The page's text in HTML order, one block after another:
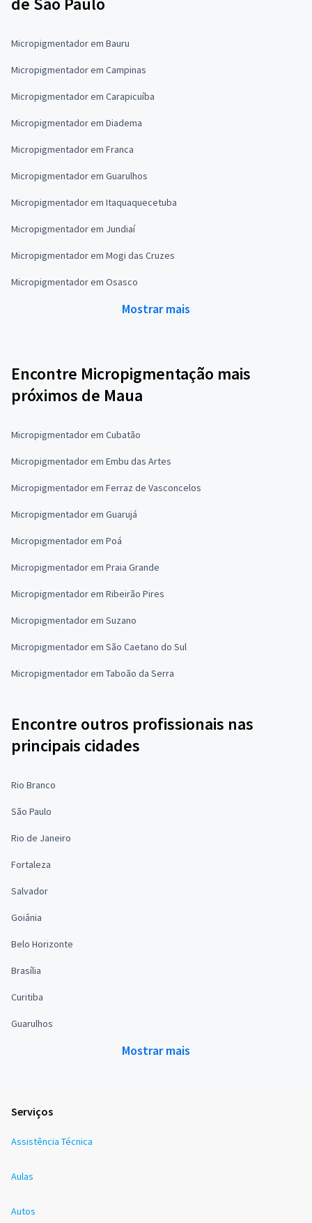
Micropigmentador em Bauru
Micropigmentador em Campinas
Micropigmentador em Carapicuíba
Micropigmentador em Diadema
Micropigmentador em Franca
Micropigmentador em Guarulhos
Micropigmentador em Itaquaquecetuba
Micropigmentador em Jundiaí
Micropigmentador em Mogi das Cruzes
Micropigmentador em Osasco
Mostrar mais
Encontre Micropigmentação mais
próximos de Maua
Micropigmentador em Cubatão
Micropigmentador em Embu das Artes
Micropigmentador em Ferraz de Vasconcelos
Micropigmentador em Guarujá
Micropigmentador em Poá
Micropigmentador em Praia Grande
Micropigmentador em Ribeirão Pires
Micropigmentador em Suzano
Micropigmentador em São Caetano do Sul
Micropigmentador em Taboão da Serra
Encontre outros profissionais nas
principais cidades
Rio Branco
São Paulo
Rio de Janeiro
Fortaleza
Salvador
Goiânia
Belo Horizonte
Brasília
Curitiba
Guarulhos
Mostrar mais
Serviços
Assistência Técnica
Aulas
Autos